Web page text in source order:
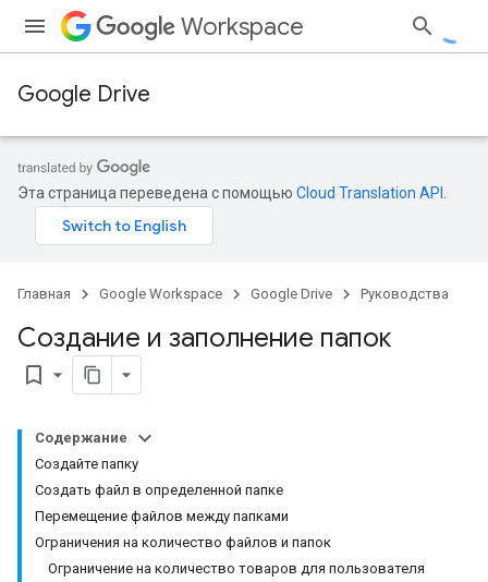
Workspace
Google Drive
Эта страница переведена с помощью Cloud Translation API
Главная Google Workspace Google Drive Руководства
Создание и заполнение папок
bookmark_border
Содержание
Создайте папку
Создать файл в определенной папке
Перемещение файлов между папками
Ограничения на количество файлов и папок
Ограничение на количество товаров для пользователя